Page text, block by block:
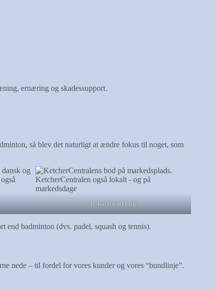
ernæring og skadessupport.
så blev det naturligt at ændre fokus til noget, som
Lokal forankring
end badminton (dvs. padel, squash og tennis).
nede – til fordel for vores kunder og vores “bundlinje”.